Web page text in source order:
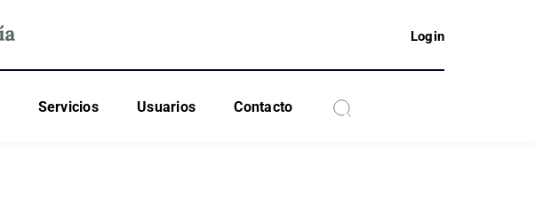
Login
Servicios Usuarios Contacto